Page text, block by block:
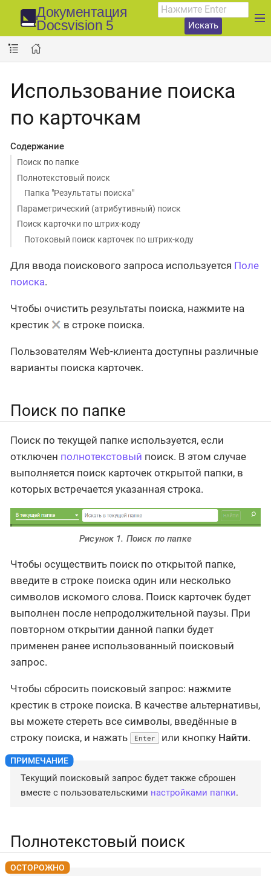
Документация
Docsvision 5
Искать
Использование поиска
по карточкам
Содержание
Поиск по папке
Полнотекстовый поиск
Папка "Результаты поиска"
Параметрический (атрибутивный) поиск
Поиск карточки по штрих-коду
Потоковый поиск карточек по штрих-коду
Для ввода поискового запроса используется Поле
поиска.
Чтобы очистить результаты поиска, нажмите на
крестик
в строке поиска.
Пользователям Web-клиента доступны различные
варианты поиска карточек.
Поиск по папке
Поиск по текущей папке используется, если
отключен полнотекстовый поиск. В этом случае
выполняется поиск карточек открытой папки, в
которых встречается указанная строка.
Рисунок 1. Поиск по папке
Чтобы осуществить поиск по открытой папке,
введите в строке поиска один или несколько
символов искомого слова. Поиск карточек будет
выполнен после непродолжительной паузы. При
повторном открытии данной папки будет
применен ранее использованный поисковый
запрос.
Чтобы сбросить поисковый запрос: нажмите
крестик в строке поиска. В качестве альтернативы,
вы можете стереть все символы, введённые в
строку поиска, и нажать
Enter или кнопку Найти.
Текущий поисковый запрос будет также сброшен
вместе с пользовательскими настройками папки.
Полнотекстовый поиск